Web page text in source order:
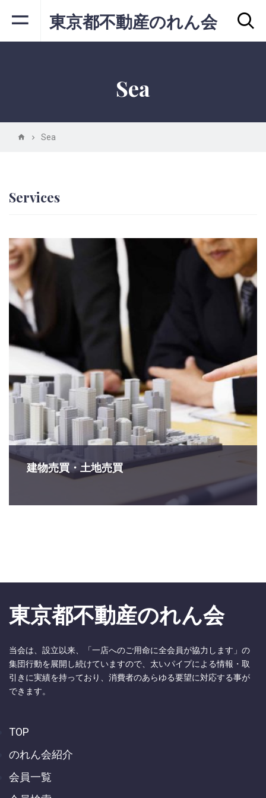
東京都不動産のれん会
Sea
Sea
Services
建物売買・土地売買
東京都不動産のれん会
当会は、設立以来、「一店へのご用命に全会員が協力します」の
集団行動を展開し続けていますので、太いパイプによる情報・取
引きに実績を持っており、消費者のあらゆる要望に対応する事が
できます。
TOP
のれん会紹介
会員一覧